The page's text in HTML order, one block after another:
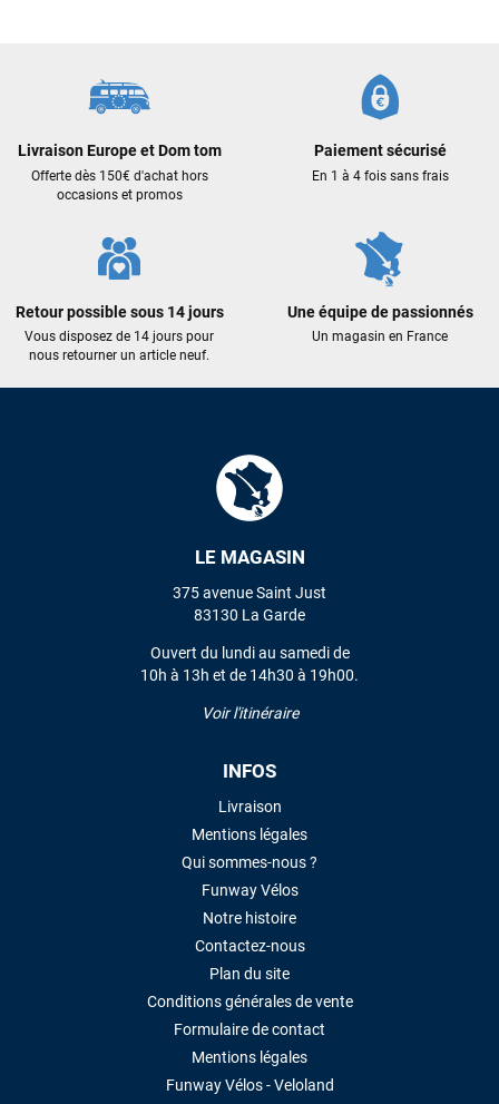
Livraison Europe et Dom tom
Offerte dès 150€ d'achat hors
occasions et promos
Paiement sécurisé
En 1 à 4 fois sans frais
Retour possible sous 14 jours
Vous disposez de 14 jours pour
nous retourner un article neuf.
Une équipe de passionnés
Un magasin en France
LE MAGASIN
375 avenue Saint Just
83130 La Garde
Ouvert du lundi au samedi de
10h à 13h et de 14h30 à 19h00.
Voir l'itinéraire
INFOS
Livraison
Mentions légales
Qui sommes-nous ?
Funway Vélos
Notre histoire
Contactez-nous
Plan du site
Conditions générales de vente
Formulaire de contact
Mentions légales
Funway Vélos - Veloland